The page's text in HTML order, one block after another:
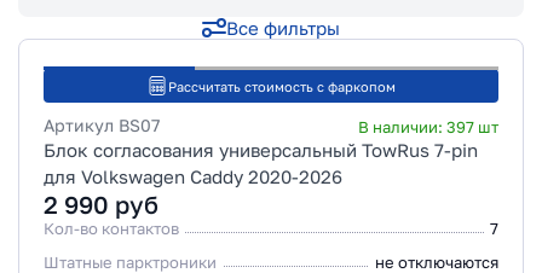
Все фильтры
Рассчитать стоимость с фаркопом
Артикул BS07 В наличии: 397 шт
Блок согласования универсальный TowRus 7-pin
для Volkswagen Caddy 2020-2026
2 990 руб
Кол-во контактов
7
Штатные парктроники
не отключаются